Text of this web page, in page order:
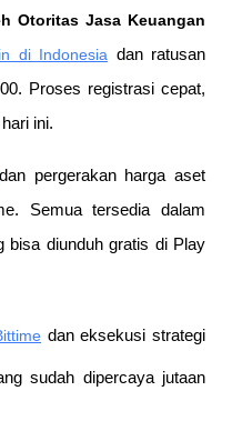
Otoritas Jasa Keuangan
di Indonesia dan ratusan
Proses registrasi cepat,
ini.
pergerakan harga aset
Semua tersedia dalam
bisa diunduh gratis di Play
dan eksekusi strategi
sudah dipercaya jutaan